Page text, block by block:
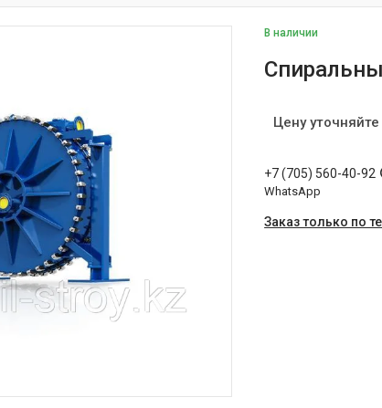
В наличии
Цену уточняйте
+7 (705) 560-40-92
WhatsApp
Заказ только по